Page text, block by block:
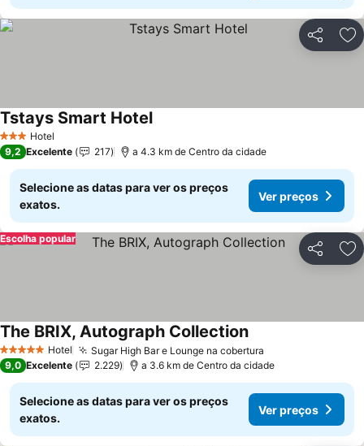
Partilhar
3 EstrelasHotel
Tstays Smart HotelVer preços
9,2 Excelente 217 a 4.3 km de Centro da cidade
Selecione as datas para ver os preços
exatos.
Ver preços
Partilhar
Escolha popular
5 Estrelas Hotel Sugar High Bar e Lounge na cobertura
The BRIX, Autograph CollectionVer preços
9,0 Excelente 2.229 a 3.6 km de Centro da cidade
Selecione as datas para ver os preços
exatos.
Ver preços